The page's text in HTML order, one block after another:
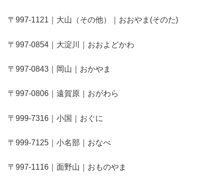
〒997-1121｜大山（その他）｜おおやま(そのた)
〒997-0854｜大淀川｜おおよどかわ
〒997-0843｜岡山｜おかやま
〒997-0806｜遠賀原｜おがわら
〒999-7316｜小国｜おぐに
〒999-7125｜小名部｜おなべ
〒997-1116｜面野山｜おものやま